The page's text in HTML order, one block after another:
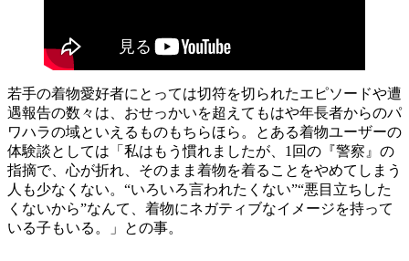
若手の着物愛好者にとっては切符を切られたエピソードや遭
遇報告の数々は、おせっかいを超えてもはや年長者からのパ
ワハラの域といえるものもちらほら。とある着物ユーザーの
体験談としては「私はもう慣れましたが、1回の『警察』の
指摘で、心が折れ、そのまま着物を着ることをやめてしまう
人も少なくない。“いろいろ言われたくない”“悪目立ちした
くないから”なんて、着物にネガティブなイメージを持って
いる子もいる。」との事。